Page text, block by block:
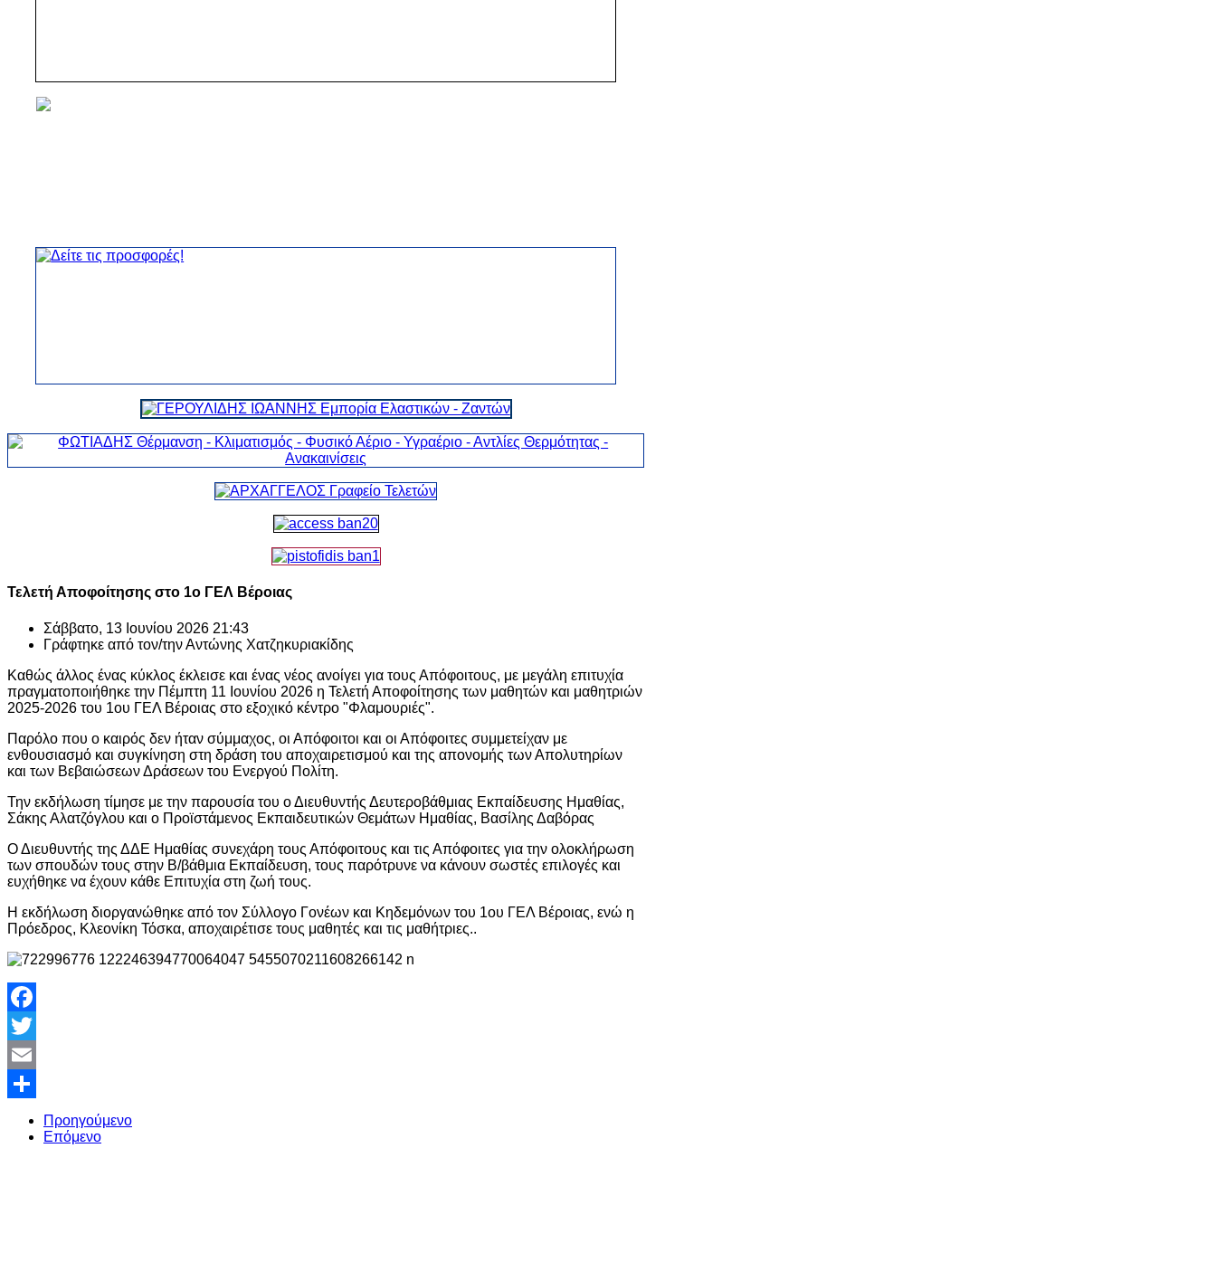
Τελετή Αποφοίτησης στο 1ο ΓΕΛ Βέροιας
Σάββατο, 13 Ιουνίου 2026 21:43
Γράφτηκε από τον/τηνΑντώνης Χατζηκυριακίδης
Καθώς άλλος ένας κύκλος έκλεισε και ένας νέος ανοίγει για τους Απόφοιτους, με μεγάλη επιτυχία
πραγματοποιήθηκε την Πέμπτη 11 Ιουνίου 2026 η Τελετή Αποφοίτησης των μαθητών και μαθητριών
2025-2026 του 1ου ΓΕΛ Βέροιας στο εξοχικό κέντρο "Φλαμουριές".
Παρόλο που ο καιρός δεν ήταν σύμμαχος, οι Απόφοιτοι και οι Απόφοιτες συμμετείχαν με
ενθουσιασμό και συγκίνηση στη δράση του αποχαιρετισμού και της απονομής των Απολυτηρίων
και των Βεβαιώσεων Δράσεων του Ενεργού Πολίτη.
Την εκδήλωση τίμησε με την παρουσία του ο Διευθυντής Δευτεροβάθμιας Εκπαίδευσης Ημαθίας,
Σάκης Αλατζόγλου και ο Προϊστάμενος Εκπαιδευτικών Θεμάτων Ημαθίας, Βασίλης Δαβόρας
Ο Διευθυντής της ΔΔΕ Ημαθίας συνεχάρη τους Απόφοιτους και τις Απόφοιτες για την ολοκλήρωση
των σπουδών τους στην Β/βάθμια Εκπαίδευση, τους παρότρυνε να κάνουν σωστές επιλογές και
ευχήθηκε να έχουν κάθε Επιτυχία στη ζωή τους.
Η εκδήλωση διοργανώθηκε από τον Σύλλογο Γονέων και Κηδεμόνων του 1ου ΓΕΛ Βέροιας, ενώ η
Πρόεδρος, Κλεονίκη Τόσκα, αποχαιρέτισε τους μαθητές και τις μαθήτριες..
Facebook
Twitter
Email
Share
Προηγούμενο
Επόμενο